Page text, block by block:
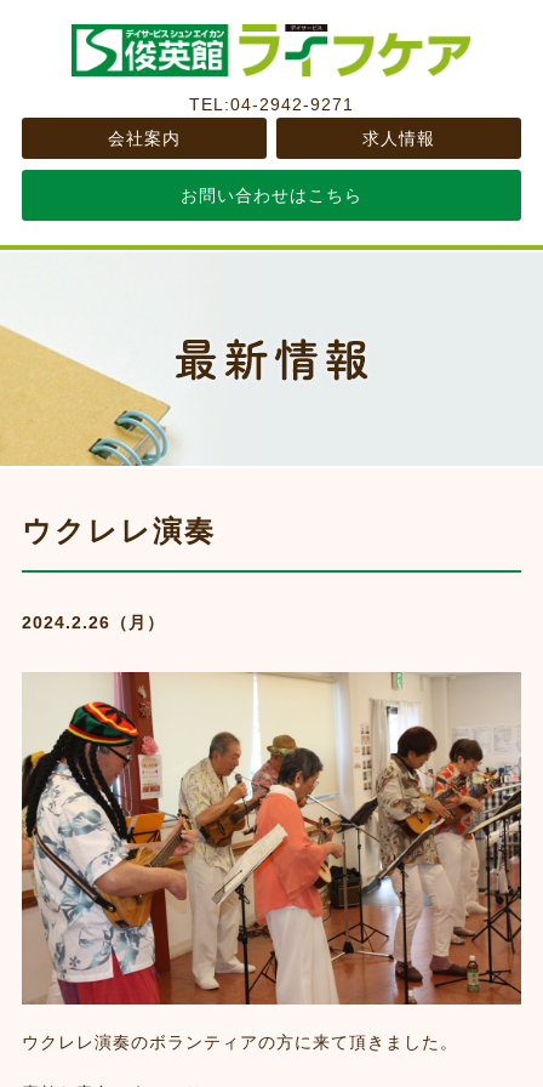
TEL:04-2942-9271
会社案内
求人情報
お問い合わせはこちら
ウクレレ演奏
2024.2.26（月）
ウクレレ演奏のボランティアの方に来て頂きました。